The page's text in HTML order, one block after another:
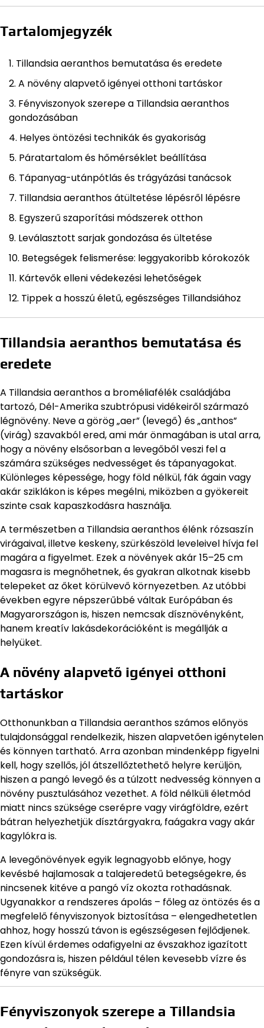
Tartalomjegyzék
Tillandsia aeranthos bemutatása és eredete
A növény alapvető igényei otthoni tartáskor
Fényviszonyok szerepe a Tillandsia aeranthos
gondozásában
Helyes öntözési technikák és gyakoriság
Páratartalom és hőmérséklet beállítása
Tápanyag-utánpótlás és trágyázási tanácsok
Tillandsia aeranthos átültetése lépésről lépésre
Egyszerű szaporítási módszerek otthon
Leválasztott sarjak gondozása és ültetése
Betegségek felismerése: leggyakoribb kórokozók
Kártevők elleni védekezési lehetőségek
Tippek a hosszú életű, egészséges Tillandsiához
Tillandsia aeranthos bemutatása és
eredete
A Tillandsia aeranthos a broméliafélék családjába
tartozó, Dél-Amerika szubtrópusi vidékeiről származó
légnövény. Neve a görög „aer” (levegő) és „anthos”
(virág) szavakból ered, ami már önmagában is utal arra,
hogy a növény elsősorban a levegőből veszi fel a
számára szükséges nedvességet és tápanyagokat.
Különleges képessége, hogy föld nélkül, fák ágain vagy
akár sziklákon is képes megélni, miközben a gyökereit
szinte csak kapaszkodásra használja.
A természetben a Tillandsia aeranthos élénk rózsaszín
virágaival, illetve keskeny, szürkészöld leveleivel hívja fel
magára a figyelmet. Ezek a növények akár 15–25 cm
magasra is megnőhetnek, és gyakran alkotnak kisebb
telepeket az őket körülvevő környezetben. Az utóbbi
években egyre népszerűbbé váltak Európában és
Magyarországon is, hiszen nemcsak dísznövényként,
hanem kreatív lakásdekorációként is megállják a
helyüket.
A növény alapvető igényei otthoni
tartáskor
Otthonunkban a Tillandsia aeranthos számos előnyös
tulajdonsággal rendelkezik, hiszen alapvetően igénytelen
és könnyen tartható. Arra azonban mindenképp figyelni
kell, hogy szellős, jól átszellőztethető helyre kerüljön,
hiszen a pangó levegő és a túlzott nedvesség könnyen a
növény pusztulásához vezethet. A föld nélküli életmód
miatt nincs szüksége cserépre vagy virágföldre, ezért
bátran helyezhetjük dísztárgyakra, faágakra vagy akár
kagylókra is.
A levegőnövények egyik legnagyobb előnye, hogy
kevésbé hajlamosak a talajeredetű betegségekre, és
nincsenek kitéve a pangó víz okozta rothadásnak.
Ugyanakkor a rendszeres ápolás – főleg az öntözés és a
megfelelő fényviszonyok biztosítása – elengedhetetlen
ahhoz, hogy hosszú távon is egészségesen fejlődjenek.
Ezen kívül érdemes odafigyelni az évszakhoz igazított
gondozásra is, hiszen például télen kevesebb vízre és
fényre van szükségük.
Fényviszonyok szerepe a Tillandsia